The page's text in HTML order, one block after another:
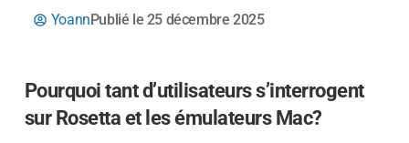
YoannPublié le 25 décembre 2025
Pourquoi tant d’utilisateurs s’interrogent
sur Rosetta et les émulateurs Mac?